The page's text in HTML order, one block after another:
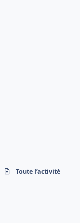
Toute l’activité